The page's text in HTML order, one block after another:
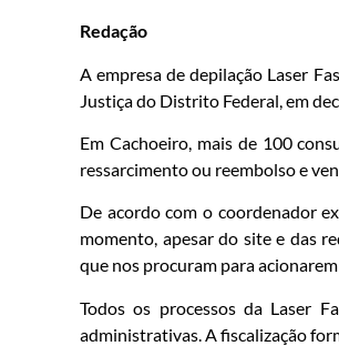
Redação
A empresa de depilação Laser
Justiça do Distrito Federal, em
Em Cachoeiro, mais de 100
ressarcimento ou reembolso e
De acordo com o coordenador
momento, apesar do site e das
que nos procuram para
Todos os processos da Laser
administrativas. A fiscalização